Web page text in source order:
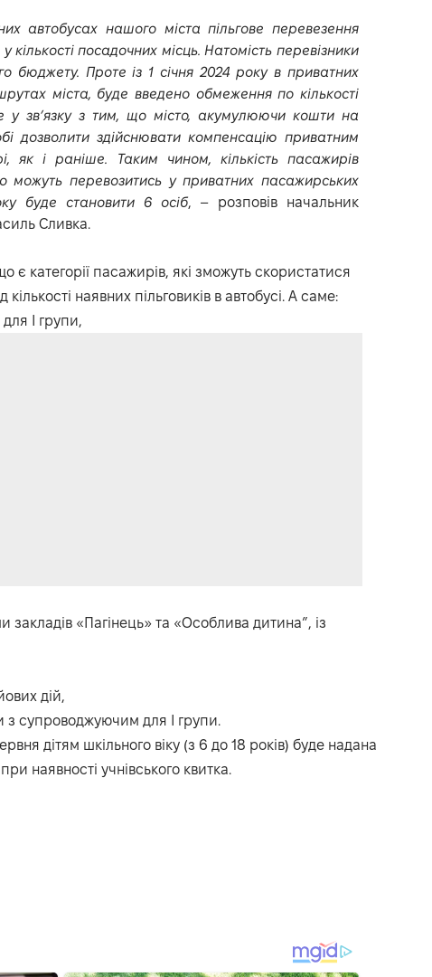
автобусах нашого міста пільгове перевезення
посадочних місць. Натомість перевізники
бюджету. Проте із 1 січня 2024 року в приватних
міста, буде введено обмеження по кількості
у звʼязку з тим, що місто, акумулюючи кошти на
дозволити здійснювати компенсацію приватним
як і раніше. Таким чином, кількість пасажирів
можуть перевозитись у приватних пасажирських
буде становити 6 осіб, – розповів начальник
Сливка.
категорії пасажирів, які зможуть скористатися
наявних пільговиків в автобусі. А саме:
І групи,
закладів «Пагінець» та «Особлива дитина”, із
дій,
з супроводжуючим для І групи.
дітям шкільного віку (з 6 до 18 років) буде надана
наявності учнівського квитка.